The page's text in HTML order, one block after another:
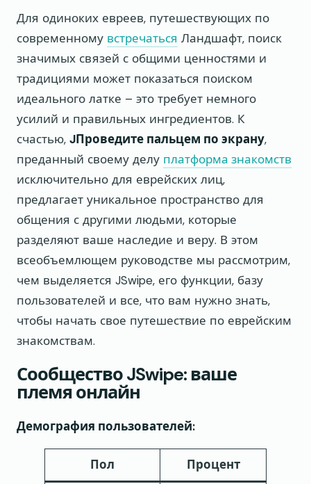
Для одиноких евреев, путешествующих по
современному встречаться Ландшафт, поиск
значимых связей с общими ценностями и
традициями может показаться поиском
идеального латке – это требует немного
усилий и правильных ингредиентов. К
счастью, JПроведите пальцем по экрану,
преданный своему делу платформа знакомств
исключительно для еврейских лиц,
предлагает уникальное пространство для
общения с другими людьми, которые
разделяют ваше наследие и веру. В этом
всеобъемлющем руководстве мы рассмотрим,
чем выделяется JSwipe, его функции, базу
пользователей и все, что вам нужно знать,
чтобы начать свое путешествие по еврейским
знакомствам.
Сообщество JSwipe: ваше
племя онлайн
Демография пользователей:
Пол Процент